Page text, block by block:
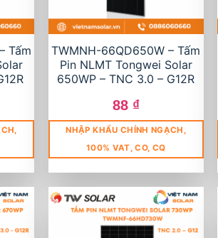
Tấm
TWMNH-66QD650W – Tấm
Pin NLMT Tongwei Solar
650WP – TNC 3.0 – G12R
88 ₫
NHẬP KHẨU CHÍNH NGẠCH,
100% VAT, CO, CQ